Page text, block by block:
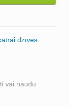
dzīves
vai naudu